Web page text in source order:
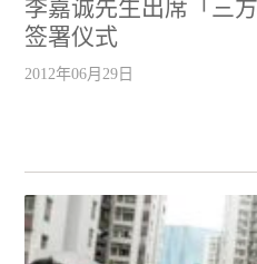
李嘉诚先生出席「三
签署仪式
2012年06月29日